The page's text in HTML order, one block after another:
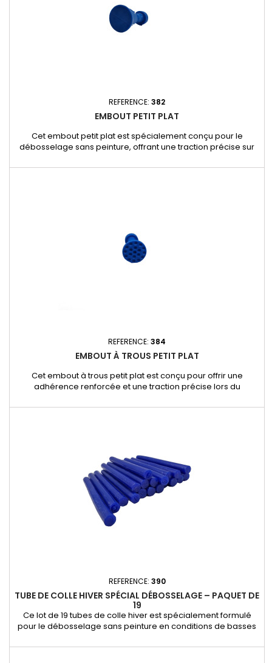
REFERENCE: 382
EMBOUT PETIT PLAT
Cet embout petit plat est spécialement conçu pour le
débosselage sans peinture, offrant une traction précise sur
garantit une répartition homogène de la force, assurant une
REFERENCE: 384
EMBOUT À TROUS PETIT PLAT
Cet embout à trous petit plat est conçu pour offrir une
adhérence renforcée et une traction précise lors du
améliore la fixation de la colle, garantissant une extraction
REFERENCE: 390
TUBE DE COLLE HIVER SPÉCIAL DÉBOSSELAGE – PAQUET DE
19
Ce lot de 19 tubes de colle hiver est spécialement formulé
pour le débosselage sans peinture en conditions de basses
optimale, même par temps froid, garantissant une fixation